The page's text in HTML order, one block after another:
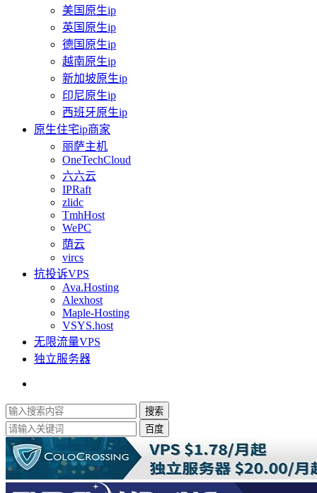
美国原生ip
英国原生ip
德国原生ip
越南原生ip
新加坡原生ip
印尼原生ip
西班牙原生ip
原生住宅ip商家
丽萨主机
OneTechCloud
六六云
IPRaft
zlidc
TmhHost
WePC
荫云
vircs
抗投诉VPS
Ava.Hosting
Alexhost
Maple-Hosting
VSYS.host
无限流量VPS
独立服务器